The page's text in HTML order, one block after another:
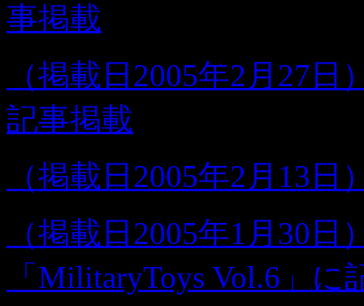
事掲載
（掲載日2005年2月27
記事掲載
（掲載日2005年2月13
（掲載日2005年1月30
「MilitaryToys Vol.6」に